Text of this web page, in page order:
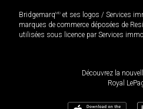
BridgemarqMD et ses logos / Services
marques de commerce déposées de
utilisées sous licence par Services
Découvrez la
Royal